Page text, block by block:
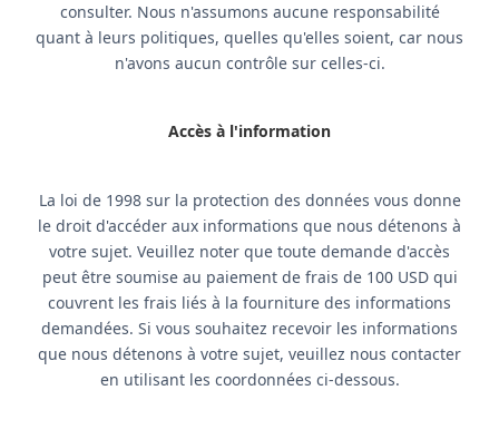
consulter. Nous n'assumons aucune responsabilité
quant à leurs politiques, quelles qu'elles soient, car nous
n'avons aucun contrôle sur celles-ci.
Accès à l'information
La loi de 1998 sur la protection des données vous donne
le droit d'accéder aux informations que nous détenons à
votre sujet. Veuillez noter que toute demande d'accès
peut être soumise au paiement de frais de 100 USD qui
couvrent les frais liés à la fourniture des informations
demandées. Si vous souhaitez recevoir les informations
que nous détenons à votre sujet, veuillez nous contacter
en utilisant les coordonnées ci-dessous.